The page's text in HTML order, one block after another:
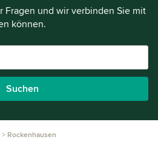
Fragen und wir verbinden Sie mit
können.
Suchen
Rockenhausen